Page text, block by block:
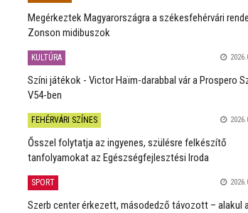
Megérkeztek Magyarországra a székesfehérvári
Zonson midibuszok
KULTÚRA
Színi játékok - Victor Haïm-darabbal vár a Prospero
V54-ben
FEHÉRVÁRI SZÍNES
Ősszel folytatja az ingyenes, szülésre felkészítő
tanfolyamokat az Egészségfejlesztési Iroda
SPORT
Szerb center érkezett, másodedző távozott – alakul